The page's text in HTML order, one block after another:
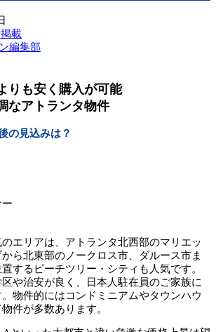
載
編集部
りも安く購入が可能
なアトランタ物件
の見込みは？
エリアは、アトランタ北西部のマリエッ
ら北東部のノークロス市、ダルース市ま
するピーチツリー・シティも人気です。
や治安が良く、日本人駐在員のご家族に
物件的にはコンドミニアムやタウンハウ
件が多数あります。